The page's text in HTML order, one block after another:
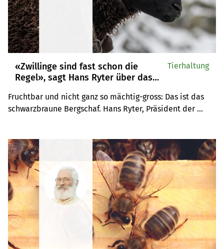
«Zwillinge sind fast schon die
Regel», sagt Hans Ryter über das
Fruchtbar und nicht ganz so mächtig-gross: Das ist das
schwarzbraune Bergschaf. Hans Ryter, Präsident der
Tierhaltung